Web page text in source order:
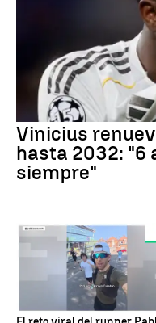
Vinicius
hasta 2032: "6
siempre"